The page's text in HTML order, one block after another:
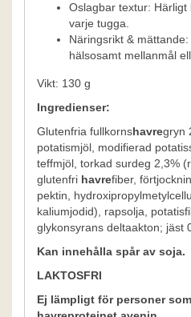
Oslagbar textur: Härligt
varje tugga.
Näringsrikt &
hälsosamt mellanmål
Vikt: 130 g
Ingredienser:
Glutenfria fullkornshavregryn
potatismjöl, modifierad
teffmjöl, torkad surdeg 2,3%
glutenfri havrefiber,
pektin,
kaliumjodid), rapsolja,
glykonsyrans deltaakton; jäst
Kan innehålla spår av soja.
LAKTOSFRI
Ej lämpligt för personer